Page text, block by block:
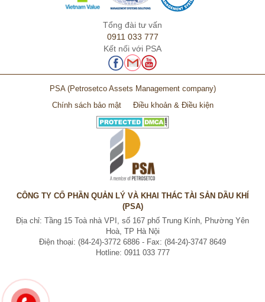
Tổng đài tư vấn
0911 033 777
Kết nối với PSA
PSA (Petrosetco Assets Management company)
Chính sách bảo mật
Điều khoản & Điều kiện
CÔNG TY CỔ PHẦN QUẢN LÝ VÀ KHAI THÁC TÀI SẢN DẦU KHÍ
(PSA)
Địa chỉ: Tầng 15 Toà nhà VPI, số 167 phố Trung Kính, Phường Yên
Hoà, TP Hà Nội
Điện thoại: (84-24)-3772 6886 - Fax: (84-24)-3747 8649
Hotline: 0911 033 777